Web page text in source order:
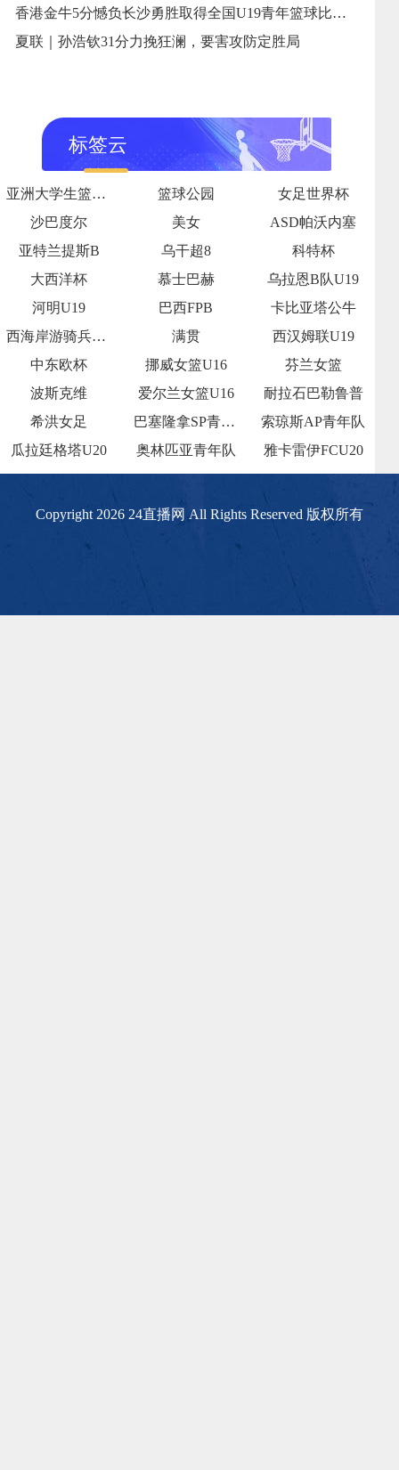
香港金牛5分憾负长沙勇胜取得全国U19青年篮球比赛第六名
夏联｜孙浩钦31分力挽狂澜，要害攻防定胜局
标签云
亚洲大学生篮球联赛半决赛 篮球公园
女足世界杯
沙巴度尔
美女
ASD帕沃内塞
亚特兰提斯B
乌干超8
科特杯
大西洋杯
慕士巴赫
乌拉恩B队U19
河明U19
巴西FPB
卡比亚塔公牛
西海岸游骑兵女足
满贯
西汉姆联U19
中东欧杯
挪威女篮U16
芬兰女篮
波斯克维
爱尔兰女篮U16
耐拉石巴勒鲁普
希洪女足
巴塞隆拿SP青年队
索琼斯AP青年队
瓜拉廷格塔U20
奥林匹亚青年队 雅卡雷伊FCU20
Copyright 2026 24直播网 All Rights Reserved 版权所有